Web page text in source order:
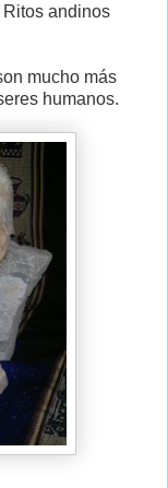
andinos
mucho más
humanos.